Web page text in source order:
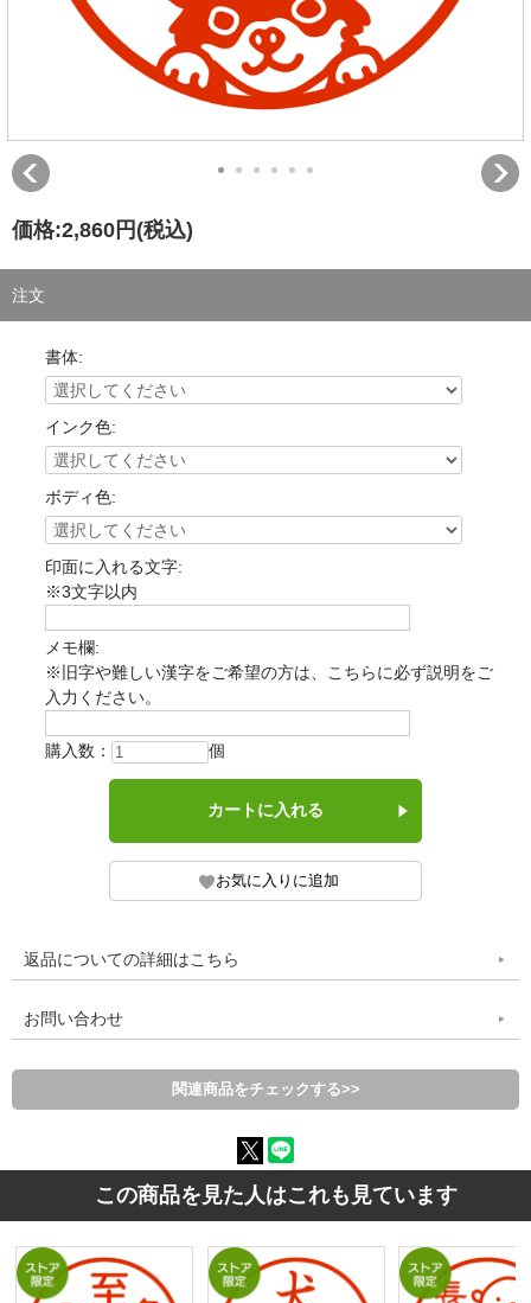
価格:2,860円 (税込)
注文
書体:
インク色:
ボディ色:
印面に入れる文字:
※3文字以内
メモ欄:
※旧字や難しい漢字をご希望の方は、こちらに必ず説明をご
入力ください。
購入数： 個
返品についての詳細はこちら
お問い合わせ
関連商品をチェックする>>
この商品を見た人はこれも見ています